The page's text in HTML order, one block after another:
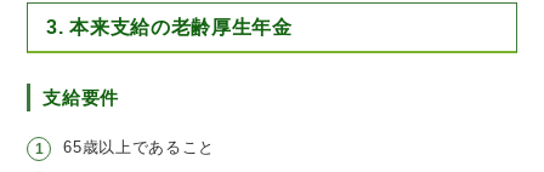
3. 本来支給の老齢厚生年金
支給要件
65歳以上であること